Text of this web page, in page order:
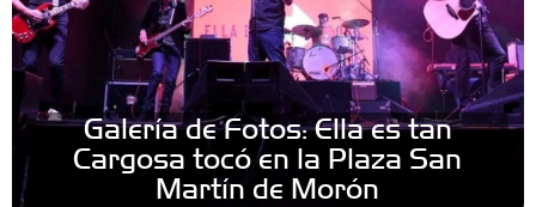
Galería de Fotos: Ella es tan
Cargosa tocó en la Plaza San
Martín de Morón